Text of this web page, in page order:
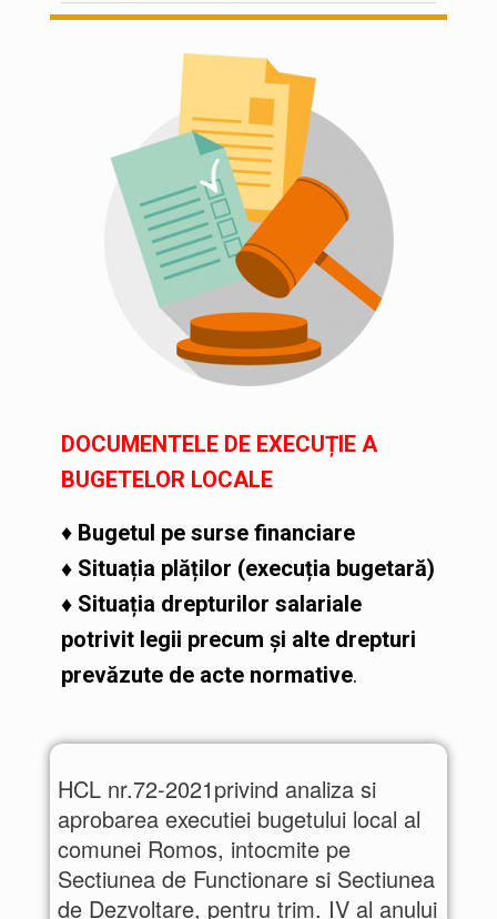
DOCUMENTELE DE EXECUȚIE A
BUGETELOR LOCALE
♦ Bugetul pe surse financiare
♦ Situația plăților (execuția bugetară)
♦ Situația drepturilor salariale
potrivit legii precum și alte drepturi
prevăzute de acte normative.
HCL nr.72-2021privind analiza si
aprobarea executiei bugetului local al
comunei Romos, intocmite pe
Sectiunea de Functionare si Sectiunea
de Dezvoltare, pentru trim. IV al anului